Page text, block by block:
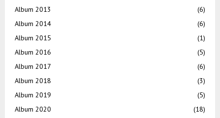
Album 2013
(6)
Album 2014
(6)
Album 2015
(1)
Album 2016
(5)
Album 2017
(6)
Album 2018
(3)
Album 2019
(5)
Album 2020
(18)